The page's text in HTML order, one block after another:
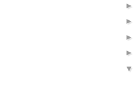
►
►
►
►
▼